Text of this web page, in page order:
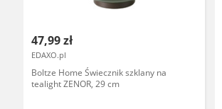
47,99 zł
EDAXO.pl
Boltze Home Świecznik szklany na
tealight ZENOR, 29 cm